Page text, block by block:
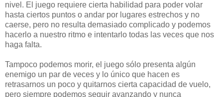
nivel. El juego requiere cierta habilidad para poder volar
hasta ciertos puntos o andar por lugares estrechos y no
caerse, pero no resulta demasiado complicado y podemos
hacerlo a nuestro ritmo e intentarlo todas las veces que nos
haga falta.
Tampoco podemos morir, el juego sólo presenta algún
enemigo un par de veces y lo único que hacen es
retrasarnos un poco y quitarnos cierta capacidad de vuelo,
pero siempre podemos seguir avanzando y nunca